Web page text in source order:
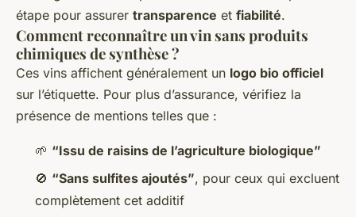
étape pour assurer transparence et fiabilité.
Comment reconnaître un vin sans produits
chimiques de synthèse ?
Ces vins affichent généralement un logo bio officiel
sur l’étiquette. Pour plus d’assurance, vérifiez la
présence de mentions telles que :
🌱 “Issu de raisins de l’agriculture biologique”
🚫 “Sans sulfites ajoutés”, pour ceux qui excluent
complètement cet additif